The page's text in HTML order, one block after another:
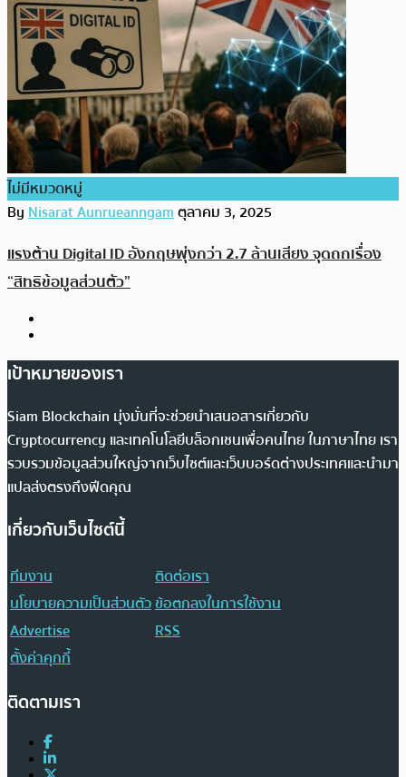
ไม่มีหมวดหมู่
ByNisarat Aunrueanngamตุลาคม 3, 2025
แรงต้าน Digital ID อังกฤษพุ่งกว่า 2.7 ล้านเสียง จุดถกเรื่อง
“สิทธิข้อมูลส่วนตัว”
เป้าหมายของเรา
Siam Blockchain มุ่งมั่นที่จะช่วยนำเสนอสารเกี่ยวกับ
Cryptocurrency และเทคโนโลยีบล็อกเชนเพื่อคนไทย ในภาษาไทย เรา
รวบรวมข้อมูลส่วนใหญ่จากเว็บไซต์และเว็บบอร์ดต่างประเทศและนำมา
แปลส่งตรงถึงฟีดคุณ
เกี่ยวกับเว็บไซต์นี้
ทีมงาน
ติดต่อเรา
นโยบายความเป็นส่วนตัวข้อตกลงในการใช้งาน
Advertise
RSS
ตั้งค่าคุกกี้
ติดตามเรา